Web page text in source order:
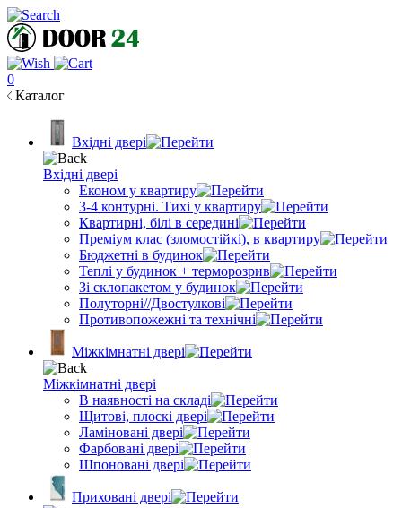
0
Каталог
Вхідні двері
Вхідні двері
Економ у квартиру
3-4 контурні. Тихі у квартиру
Квартирні, білі в середині
Преміум клас (зломостійкі), в квартиру
Бюджетні в будинок
Теплі у будинок + терморозрив
Зі склопакетом у будинок
Полуторні//Двостулкові
Противопожежні та технічні
Міжкімнатні двері
Міжкімнатні двері
В наявності на складі
Щитові, плоскі двері
Ламіновані двері
Фарбовані двері
Шпоновані двері
Приховані двері